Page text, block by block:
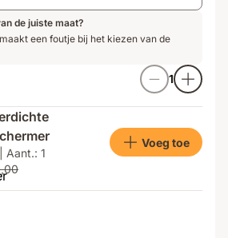
de juiste maat?
een foutje bij het kiezen van de
1
1
Voeg toe